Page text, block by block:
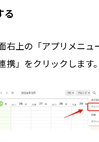
る
右上の「アプリメニュ
携」をクリックします。